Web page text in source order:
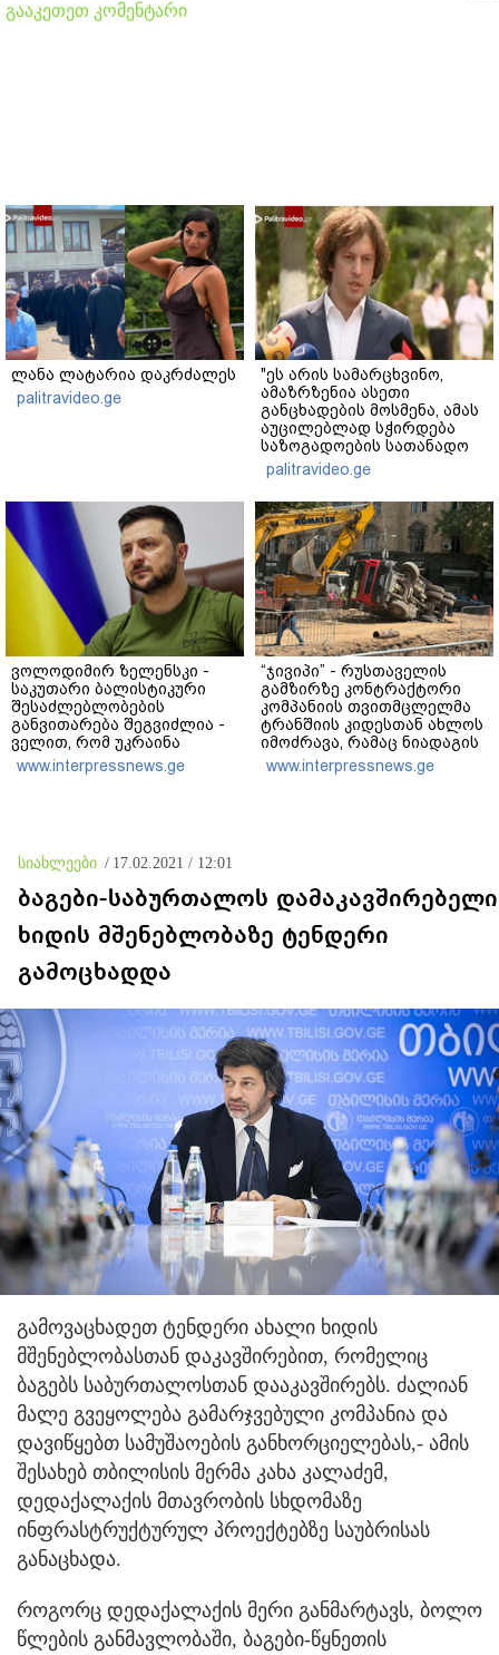
გააკეთეთ კომენტარი
ლანა ლატარია დაკრძალეს
palitravideo.ge
"ეს არის სამარცხვინო,
ამაზრზენია ასეთი
განცხადების მოსმენა, ამას
აუცილებლად სჭირდება
საზოგადოების სათანადო
რეაქცია" - ირაკლი
კობახიძე
palitravideo.ge
ვოლოდიმირ ზელენსკი -
საკუთარი ბალისტიკური
შესაძლებლობების
განვითარება შეგვიძლია -
ველით, რომ უკრაინა
საჭირო შედეგებს 2026–
2027 წლებში მიაღწევს
www.interpressnews.ge
“ჯივიპი” - რუსთაველის
გამზირზე კონტრაქტორი
კომპანიის თვითმცლელმა
ტრანშიის კიდესთან ახლოს
იმოძრავა, რამაც ნიადაგის
ჩამოშლა და ტექნიკის
მოცურება გამოიწვია,
www.interpressnews.ge
სიახლეები / 17.02.2021 / 12:01
ბაგები-საბურთალოს დამაკავშირებელი
ხიდის მშენებლობაზე ტენდერი
გამოცხადდა
გამოვაცხადეთ ტენდერი ახალი ხიდის
მშენებლობასთან დაკავშირებით, რომელიც
ბაგებს საბურთალოსთან დააკავშირებს. ძალიან
მალე გვეყოლება გამარჯვებული კომპანია და
დავიწყებთ სამუშაოების განხორციელებას,- ამის
შესახებ თბილისის მერმა კახა კალაძემ,
დედაქალაქის მთავრობის სხდომაზე
ინფრასტრუქტურულ პროექტებზე საუბრისას
განაცხადა.
როგორც დედაქალაქის მერი განმარტავს, ბოლო
წლების განმავლობაში, ბაგები-წყნეთის